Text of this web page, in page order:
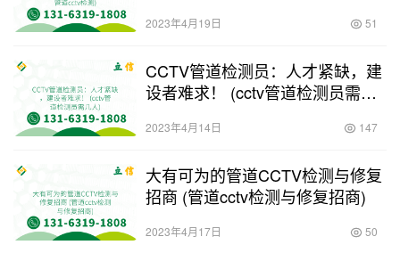
2023年4月19日 51
CCTV管道检测员：人才紧缺，建
设者难求！ (cctv管道检测员需几
2023年4月14日 147
大有可为的管道CCTV检测与修复
招商 (管道cctv检测与修复招商)
2023年4月17日 50